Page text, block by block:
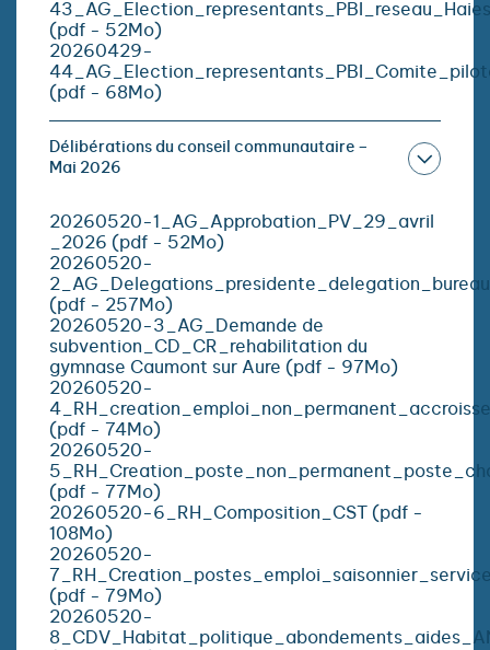
(pdf - 52Mo)
20260429-
(pdf - 68Mo)
Délibérations du conseil communautaire –
Mai 2026
20260520-1_AG_Approbation_PV_29_avril
_2026 (pdf - 52Mo)
20260520-
(pdf - 257Mo)
20260520-3_AG_Demande de
subvention_CD_CR_rehabilitation du
gymnase Caumont sur Aure (pdf - 97Mo)
20260520-
(pdf - 74Mo)
20260520-
(pdf - 77Mo)
20260520-6_RH_Composition_CST (pdf -
108Mo)
20260520-
(pdf - 79Mo)
20260520-